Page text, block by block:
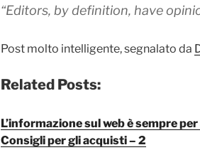
“Editors, by definition, have
Post molto intelligente, segnalato da
Related Posts:
L’informazione sul web è sempre
Consigli per gli acquisti – 2